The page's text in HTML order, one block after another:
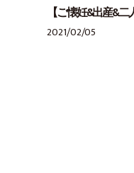
【ご懐妊&出産&二
2021/02/05